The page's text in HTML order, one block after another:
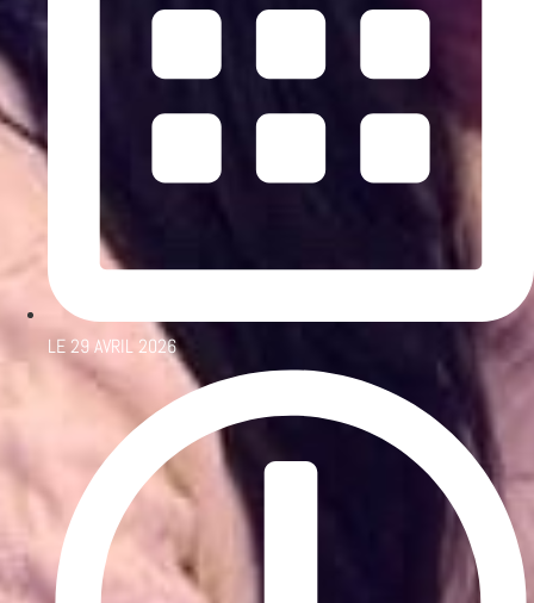
LE29 AVRIL 2026